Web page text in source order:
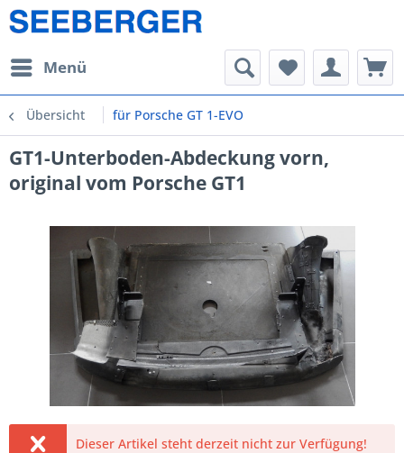
Menü
Übersicht für Porsche GT 1-EVO
GT1-Unterboden-Abdeckung vorn,
original vom Porsche GT1
Dieser Artikel steht derzeit nicht zur Verfügung!